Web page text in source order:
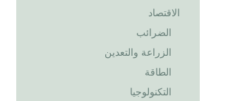
الاقتصاد
الضرائب
الزراعة والتعدين
الطاقة
التكنولوجيا